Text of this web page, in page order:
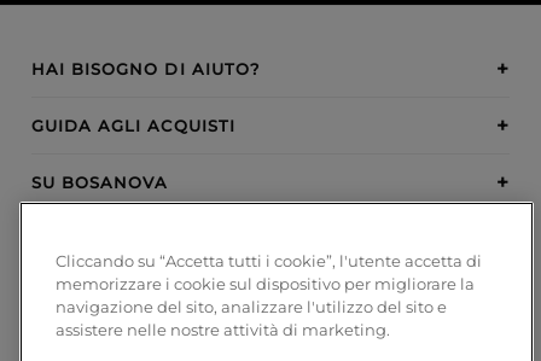
HAI BISOGNO DI AIUTO?
GUIDA AGLI ACQUISTI
SU BOSANOVA
METODI DI PAGAMENTO
Cliccando su “Accetta tutti i cookie”, l'utente accetta di
memorizzare i cookie sul dispositivo per migliorare la
navigazione del sito, analizzare l'utilizzo del sito e
assistere nelle nostre attività di marketing.